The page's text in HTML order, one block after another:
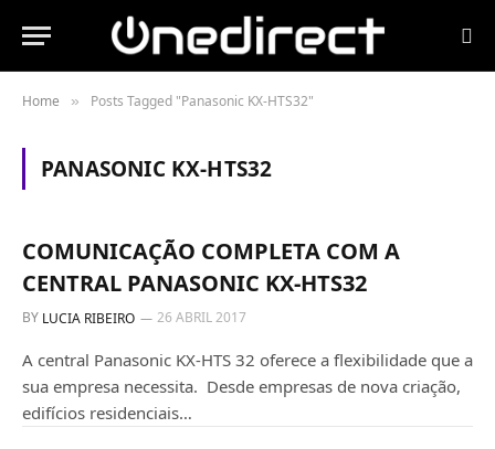
Home » Posts Tagged "Panasonic KX-HTS32"
PANASONIC KX-HTS32
COMUNICAÇÃO COMPLETA COM A
CENTRAL PANASONIC KX-HTS32
BY LUCIA RIBEIRO 26 ABRIL 2017
A central Panasonic KX-HTS 32 oferece a flexibilidade que a
sua empresa necessita. Desde empresas de nova criação,
edifícios residenciais…